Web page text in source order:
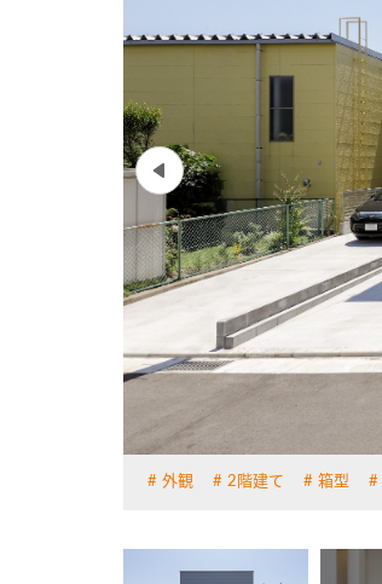
外観 2階建て 箱型